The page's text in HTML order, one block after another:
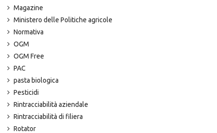
Magazine
Ministero delle Politiche agricole
Normativa
OGM
OGM Free
PAC
pasta biologica
Pesticidi
Rintracciabilità aziendale
Rintracciabilità di filiera
Rotator